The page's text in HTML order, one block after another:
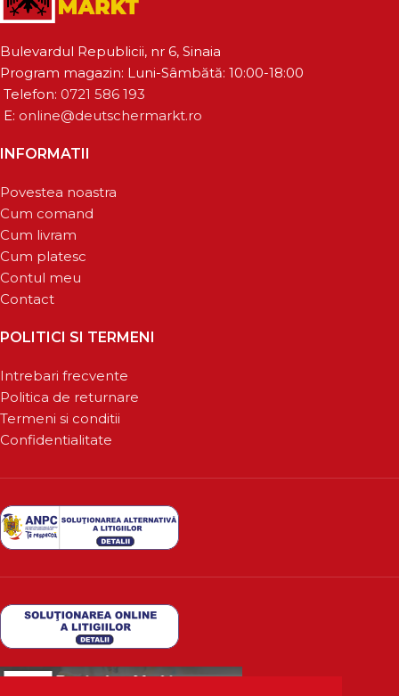
Bulevardul Republicii, nr 6, Sinaia
Program magazin: Luni-Sâmbătă: 10:00-18:00
Telefon: 0721 586 193
E: online@deutschermarkt.ro
INFORMATII
Povestea noastra
Cum comand
Cum livram
Cum platesc
Contul meu
Contact
POLITICI SI TERMENI
Intrebari frecvente
Politica de returnare
Termeni si conditii
Confidentialitate